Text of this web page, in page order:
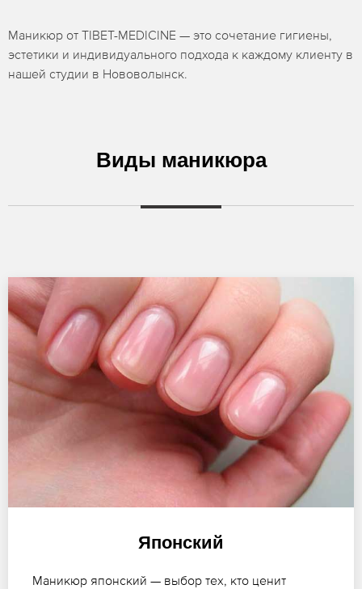
Маникюр от TIBET-MEDICINE — это сочетание гигиены,
эстетики и индивидуального подхода к каждому клиенту в
нашей студии в Нововолынск.
Виды маникюра
Японский
Маникюр японский — выбор тех, кто ценит